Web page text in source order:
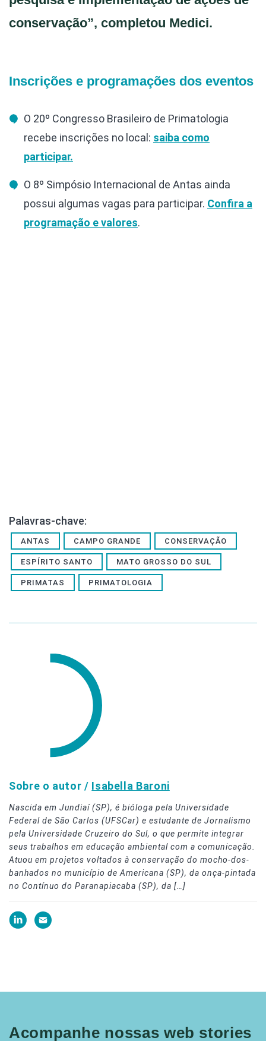
conservação”, completou Medici.
Inscrições e programações dos eventos
O 20º Congresso Brasileiro de Primatologia
recebe inscrições no local: saiba como
participar.
O 8º Simpósio Internacional de Antas ainda
possui algumas vagas para participar. Confira a
programação e valores.
Palavras-chave:
ANTAS CAMPO GRANDE CONSERVAÇÃO
ESPÍRITO SANTO MATO GROSSO DO SUL
PRIMATAS PRIMATOLOGIA
Sobre o autor / Isabella Baroni
Nascida em Jundiaí (SP), é bióloga pela Universidade
Federal de São Carlos (UFSCar) e estudante de Jornalismo
pela Universidade Cruzeiro do Sul, o que permite integrar
seus trabalhos em educação ambiental com a comunicação.
Atuou em projetos voltados à conservação do mocho-dos-
banhados no município de Americana (SP), da onça-pintada
no Contínuo do Paranapiacaba (SP), da […]
Acompanhe nossas web stories